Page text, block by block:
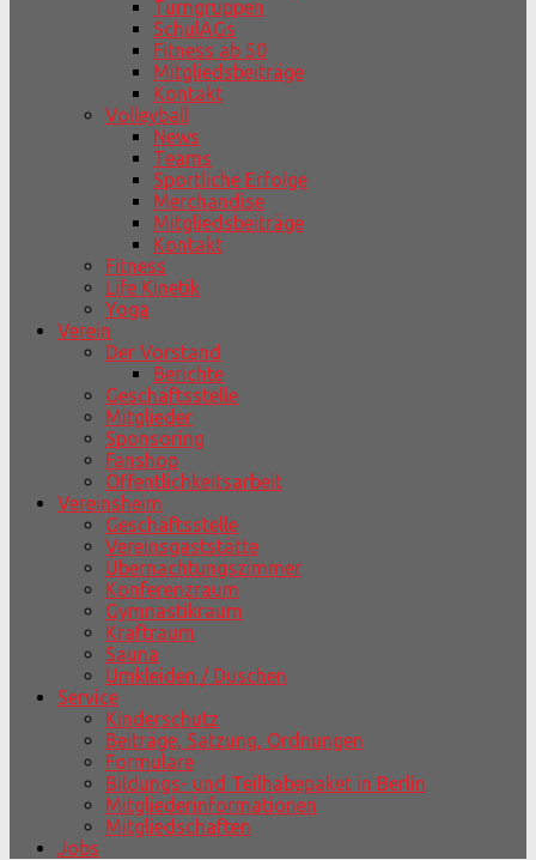
Turngruppen
SchulAGs
Fitness ab 50
Mitgliedsbeiträge
Kontakt
Volleyball
News
Teams
Sportliche Erfolge
Merchandise
Mitgliedsbeiträge
Kontakt
Fitness
Life Kinetik
Yoga
Verein
Der Vorstand
Berichte
Geschäftsstelle
Mitglieder
Sponsoring
Fanshop
Öffentlichkeitsarbeit
Vereinsheim
Geschäftsstelle
Vereinsgaststätte
Übernachtungszimmer
Konferenzraum
Gymnastikraum
Kraftraum
Sauna
Umkleiden / Duschen
Service
Kinderschutz
Beiträge, Satzung, Ordnungen
Formulare
Bildungs- und Teilhabepaket in Berlin
Mitgliederinformationen
Mitgliedschaften
Jobs